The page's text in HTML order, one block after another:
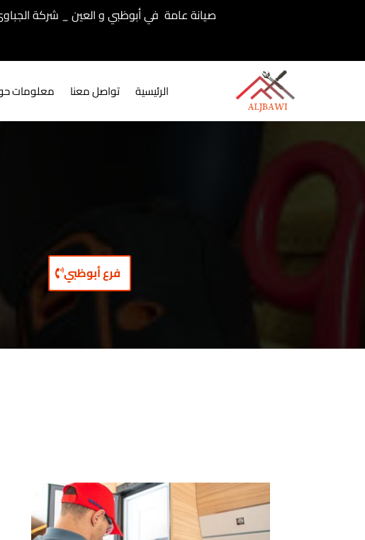
صيانة عامة في أبوظبي و العين _ شركة
الرئيسية تواصل معنا معلومات
فرع أبوظبي